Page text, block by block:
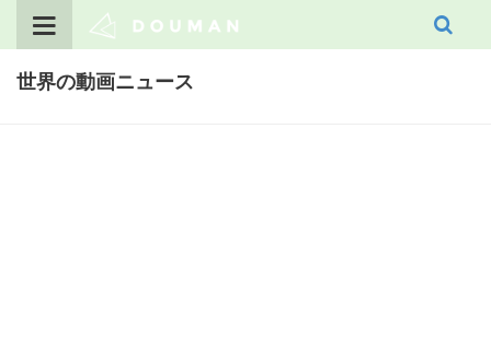
世界の動画ニュース